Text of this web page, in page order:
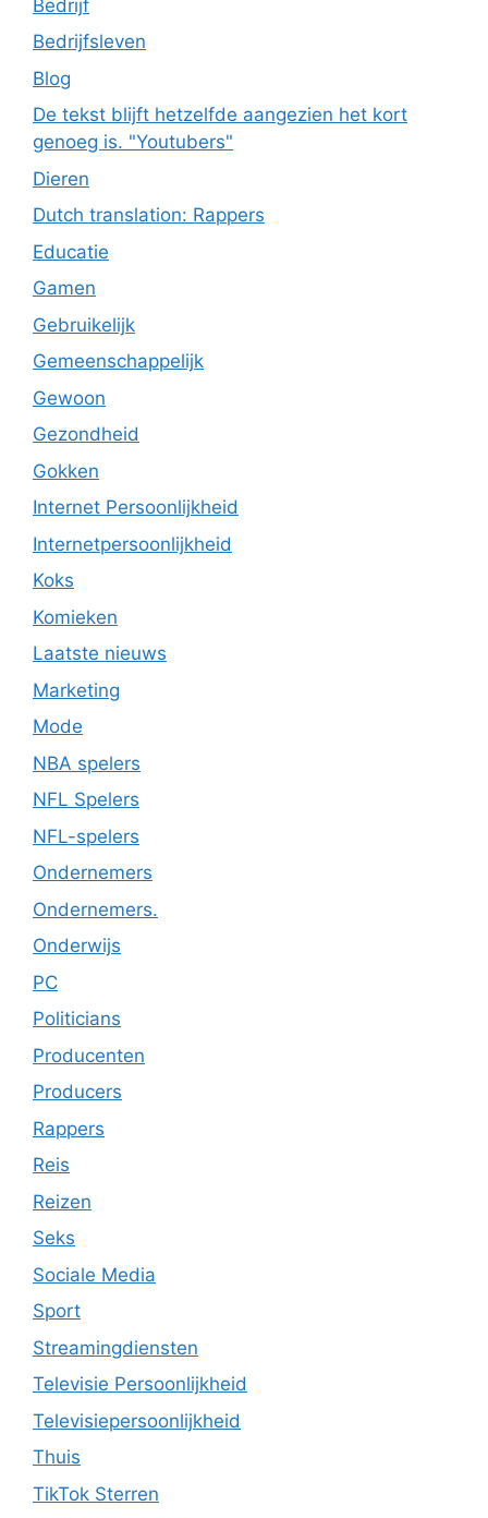
Bedrijf
Bedrijfsleven
Blog
De tekst blijft hetzelfde aangezien het kort
genoeg is. "Youtubers"
Dieren
Dutch translation: Rappers
Educatie
Gamen
Gebruikelijk
Gemeenschappelijk
Gewoon
Gezondheid
Gokken
Internet Persoonlijkheid
Internetpersoonlijkheid
Koks
Komieken
Laatste nieuws
Marketing
Mode
NBA spelers
NFL Spelers
NFL-spelers
Ondernemers
Ondernemers.
Onderwijs
PC
Politicians
Producenten
Producers
Rappers
Reis
Reizen
Seks
Sociale Media
Sport
Streamingdiensten
Televisie Persoonlijkheid
Televisiepersoonlijkheid
Thuis
TikTok Sterren